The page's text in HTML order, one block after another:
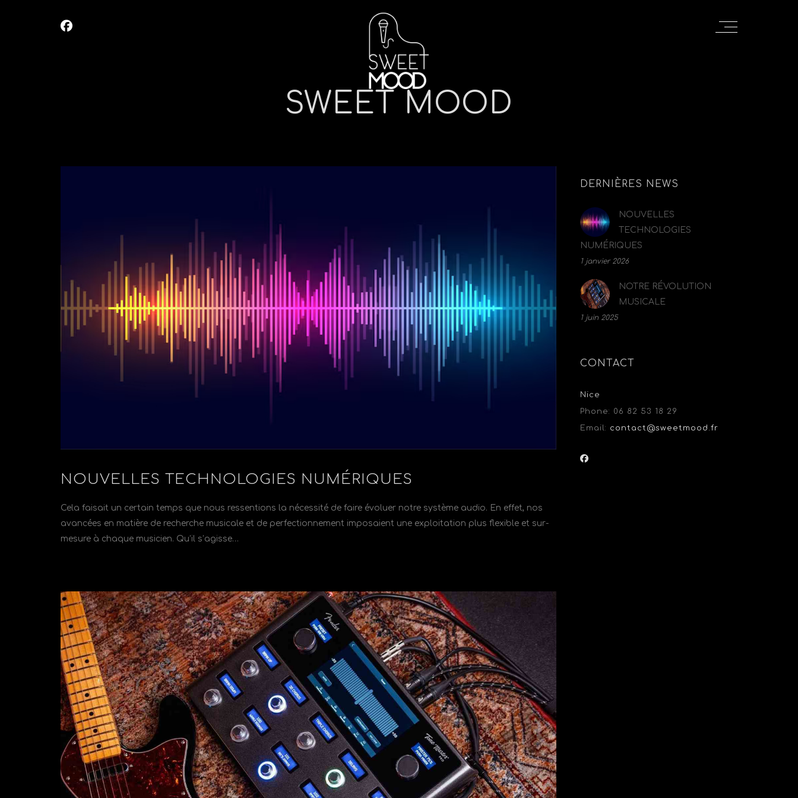
SWEET MOOD
NOUVELLES TECHNOLOGIES NUMÉRIQUES
Cela faisait un certain temps que nous ressentions la nécessité de faire évoluer notre système audio. En effet, nos
avancées en matière de recherche musicale et de perfectionnement imposaient une exploitation plus flexible et sur-
mesure à chaque musicien. Qu’il s’agisse…
DERNIÈRES NEWS
NOUVELLES
TECHNOLOGIES
NUMÉRIQUES
1 janvier 2026
NOTRE RÉVOLUTION
MUSICALE
1 juin 2025
CONTACT
Nice
Phone: 06 82 53 18 29
Email: contact@sweetmood.fr